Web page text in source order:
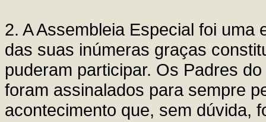
2. A Assembleia Especial foi
das suas inúmeras graças
puderam participar. Os Padres
foram assinalados para sempre
acontecimento que, sem dúvida,